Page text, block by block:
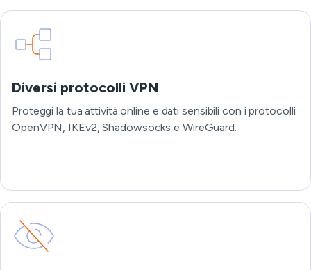
Diversi protocolli VPN
Proteggi la tua attività online e dati sensibili con i protocolli
OpenVPN, IKEv2, Shadowsocks e WireGuard.